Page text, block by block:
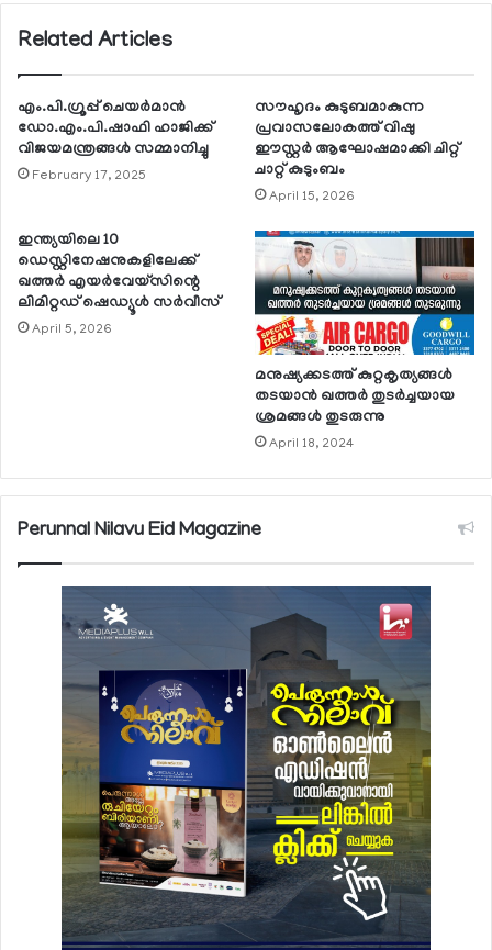
Related Articles
എം.പി.ഗ്രൂപ്പ് ചെയര്‍മാന്‍
ഡോ.എം.പി.ഷാഫി ഹാജിക്ക്
വിജയമന്ത്രങ്ങള്‍ സമ്മാനിച്ചു
February 17, 2025
സൗഹൃദം കുടുബമാകുന്ന
പ്രവാസലോകത്ത് വിഷു
ഈസ്റ്റര്‍ ആഘോഷമാക്കി ചിറ്റ്
ചാറ്റ് കുടുംബം
April 15, 2026
ഇന്ത്യയിലെ 10
ഡെസ്റ്റിനേഷനുകളിലേക്ക്
ഖത്തര്‍ എയര്‍വേയ്സിന്റെ
ലിമിറ്റഡ് ഷെഡ്യൂള്‍ സര്‍വീസ്
April 5, 2026
മനുഷ്യക്കടത്ത് കുറ്റകൃത്യങ്ങള്‍
തടയാന്‍ ഖത്തര്‍ തുടര്‍ച്ചയായ
ശ്രമങ്ങള്‍ തുടരുന്നു
April 18, 2024
Perunnal Nilavu Eid Magazine